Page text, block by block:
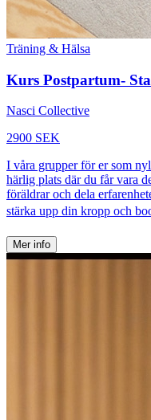
Träning & Hälsa
Kurs Postpartum-
Nasci Collective
2900 SEK
I våra grupper för er som
härlig plats där du får vara
föräldrar och dela
stärka upp din kropp och
Mer info